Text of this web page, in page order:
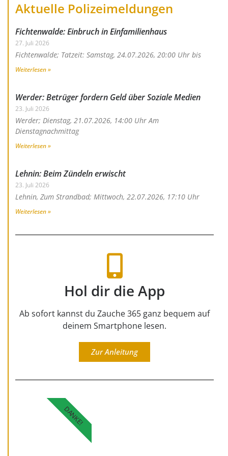
Aktuelle Polizeimeldungen
Fichtenwalde: Einbruch in Einfamilienhaus
27. Juli 2026
Fichtenwalde; Tatzeit: Samstag, 24.07.2026, 20:00 Uhr bis
Weiterlesen »
Werder: Betrüger fordern Geld über Soziale Medien
23. Juli 2026
Werder; Dienstag, 21.07.2026, 14:00 Uhr Am
Dienstagnachmittag
Weiterlesen »
Lehnin: Beim Zündeln erwischt
23. Juli 2026
Lehnin, Zum Strandbad; Mittwoch, 22.07.2026, 17:10 Uhr
Weiterlesen »
Hol dir die App
Ab sofort kannst du Zauche 365 ganz bequem auf
deinem Smartphone lesen.
Zur Anleitung
DANKE!